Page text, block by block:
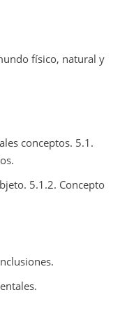
físico, natural y
conceptos. 5.1.
5.1.2. Concepto